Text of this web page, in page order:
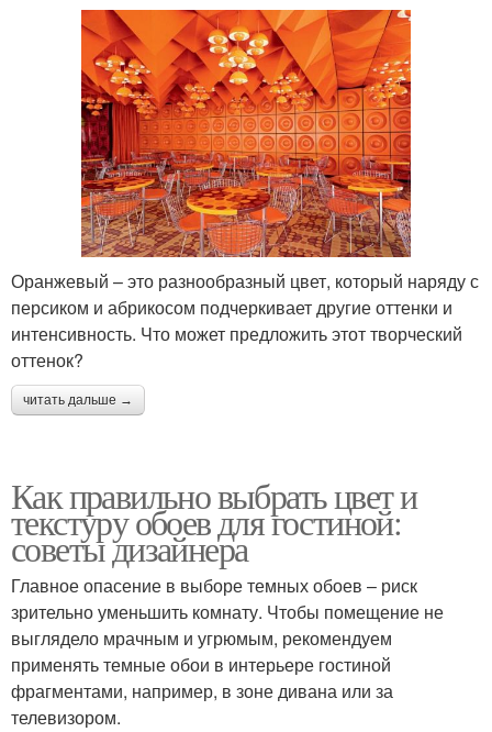
Оранжевый – это разнообразный цвет, который наряду с
персиком и абрикосом подчеркивает другие оттенки и
интенсивность. Что может предложить этот творческий
оттенок?
читать дальше →
Как правильно выбрать цвет и
текстуру обоев для гостиной:
советы дизайнера
Главное опасение в выборе темных обоев – риск
зрительно уменьшить комнату. Чтобы помещение не
выглядело мрачным и угрюмым, рекомендуем
применять темные обои в интерьере гостиной
фрагментами, например, в зоне дивана или за
телевизором.